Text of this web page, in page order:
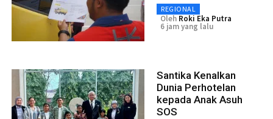
REGIONAL
Oleh Roki Eka Putra
6 jam yang lalu
Santika Kenalkan
Dunia Perhotelan
kepada Anak Asuh
SOS